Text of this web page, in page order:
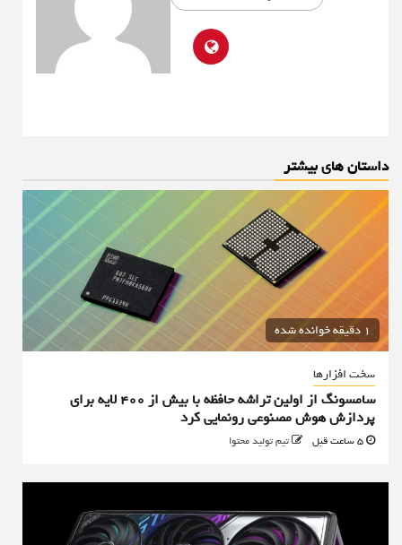
داستان های بیشتر
1 دقیقه خوانده شده
سخت افزارها
سامسونگ از اولین تراشه حافظه با بیش از ۴۰۰ لایه برای
پردازش هوش مصنوعی رونمایی کرد
تیم تولید محتوا